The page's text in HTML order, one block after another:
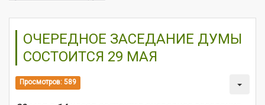
ОЧЕРЕДНОЕ ЗАСЕДАНИЕ ДУМЫ
СОСТОИТСЯ 29 МАЯ
Просмотров: 589